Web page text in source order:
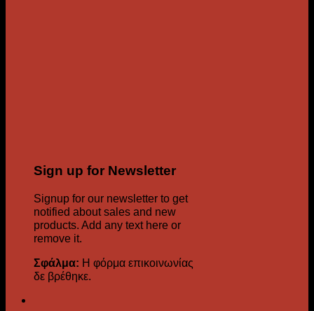
Sign up for Newsletter
Signup for our newsletter to get
notified about sales and new
products. Add any text here or
remove it.
Σφάλμα: Η φόρμα επικοινωνίας
δε βρέθηκε.